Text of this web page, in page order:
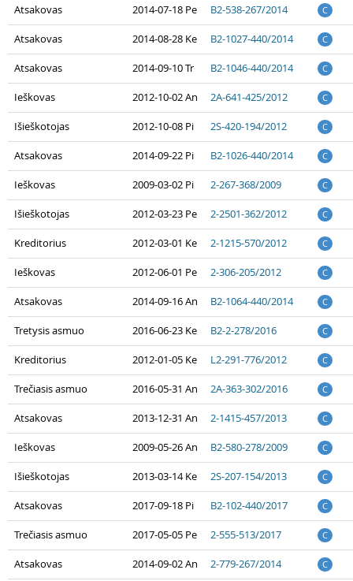
Atsakovas 2014-07-18 Pe B2-538-267/2014 C
Atsakovas 2014-08-28 Ke B2-1027-440/2014 C
Atsakovas 2014-09-10 Tr B2-1046-440/2014 C
Ieškovas 2012-10-02 An 2A-641-425/2012 C
Išieškotojas 2012-10-08 Pi 2S-420-194/2012 C
Atsakovas 2014-09-22 Pi B2-1026-440/2014 C
Ieškovas 2009-03-02 Pi 2-267-368/2009 C
Išieškotojas 2012-03-23 Pe 2-2501-362/2012 C
Kreditorius 2012-03-01 Ke 2-1215-570/2012 C
Ieškovas 2012-06-01 Pe 2-306-205/2012 C
Atsakovas 2014-09-16 An B2-1064-440/2014 C
Tretysis asmuo 2016-06-23 Ke B2-2-278/2016 C
Kreditorius 2012-01-05 Ke L2-291-776/2012 C
Trečiasis asmuo 2016-05-31 An 2A-363-302/2016 C
Atsakovas 2013-12-31 An 2-1415-457/2013 C
Ieškovas 2009-05-26 An B2-580-278/2009 C
Išieškotojas 2013-03-14 Ke 2S-207-154/2013 C
Atsakovas 2017-09-18 Pi B2-102-440/2017 C
Trečiasis asmuo 2017-05-05 Pe 2-555-513/2017 C
Atsakovas 2014-09-02 An 2-779-267/2014 C